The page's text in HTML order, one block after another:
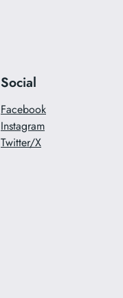
Social
Facebook
Instagram
Twitter/X